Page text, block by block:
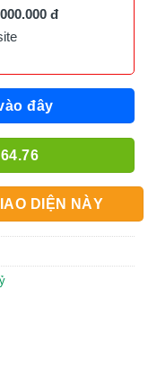
đ
đây
DIỆN NÀY